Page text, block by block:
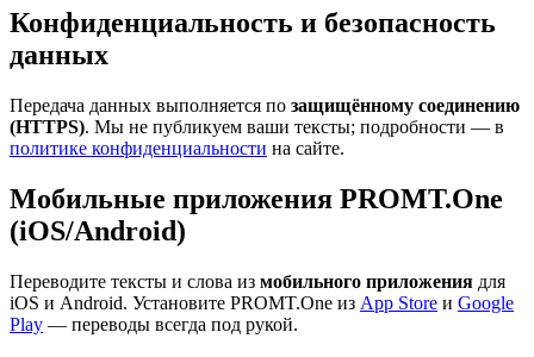
Конфиденциальность и безопасность
данных
Передача данных выполняется по защищённому соединению
(HTTPS). Мы не публикуем ваши тексты; подробности — в
политике конфиденциальности на сайте.
Мобильные приложения PROMT.One
(iOS/Android)
Переводите тексты и слова из мобильного приложения для
iOS и Android. Установите PROMT.One из App Store и Google
Play — переводы всегда под рукой.